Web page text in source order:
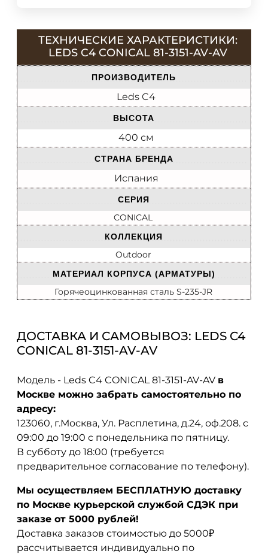
ТЕХНИЧЕСКИЕ ХАРАКТЕРИСТИКИ:
LEDS C4 CONICAL 81-3151-AV-AV
ПРОИЗВОДИТЕЛЬ
Leds C4
ВЫСОТА
400 см
СТРАНА БРЕНДА
Испания
СЕРИЯ
CONICAL
КОЛЛЕКЦИЯ
Outdoor
МАТЕРИАЛ КОРПУСА (АРМАТУРЫ)
Горячеоцинкованная сталь S-235-JR
ДОСТАВКА И САМОВЫВОЗ: LEDS C4
CONICAL 81-3151-AV-AV
Модель - Leds C4 CONICAL 81-3151-AV-AV в
Москве можно забрать самостоятельно по
адресу:
123060, г.Москва, Ул. Расплетина, д.24, оф.208. с
09:00 до 19:00 с понедельника по пятницу.
В субботу до 18:00 (требуется
предварительное согласование по телефону).
Мы осуществляем БЕСПЛАТНУЮ доставку
по Москве курьерской службой СДЭК при
заказе от 5000 рублей!
Доставка заказов стоимостью до 5000₽
рассчитывается индивидуально по